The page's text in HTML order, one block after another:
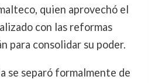
quien aprovechó el
con las reformas
para consolidar su poder.
se separó formalmente de